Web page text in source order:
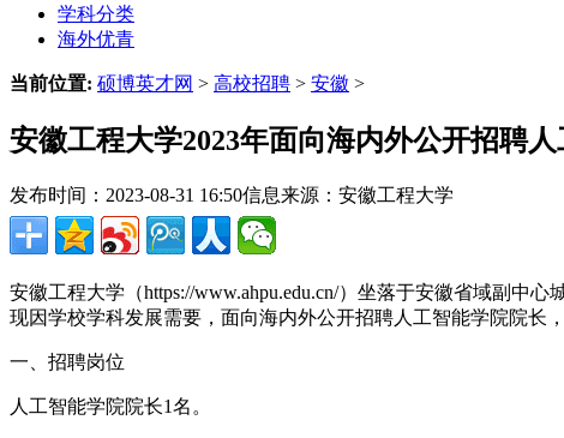
学科分类
海外优青
当前位置: 硕博英才网 > 高校招聘 > 安徽 >
安徽工程大学2023年面向海内外公开招聘
发布时间：2023-08-31 16:50信息来源：安徽工程大学
安徽工程大学（https://www.ahpu.edu.cn/）坐落于安徽省域副中
现因学校学科发展需要，面向海内外公开招聘人工智能学院院长
一、招聘岗位
人工智能学院院长1名。